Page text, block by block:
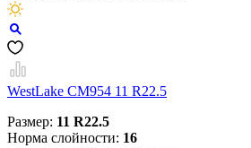
WestLake CM954 11 R22.5
Размер: 11 R22.5
Норма слойности: 16